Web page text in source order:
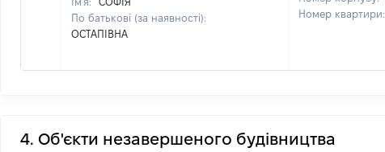
По батькові (за наявності):
ОСТАПІВНА
Номер квартири:
4. Об'єкти незавершеного будівництва